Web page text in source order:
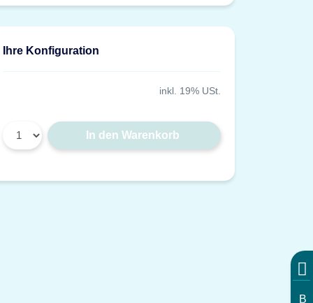
Ihre Konfiguration
inkl. 19% USt.
In den Warenkorb